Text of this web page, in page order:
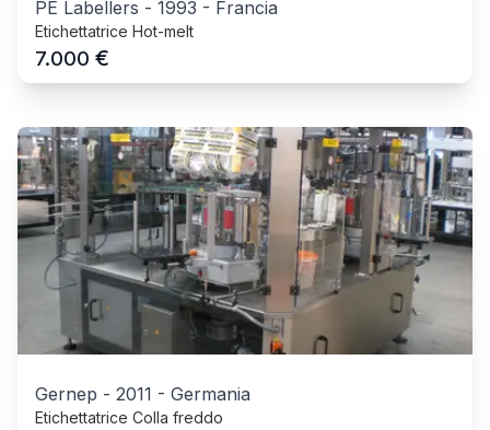
PE Labellers - 1993 - Francia
Etichettatrice Hot-melt
7.000 €
Gernep - 2011 - Germania
Etichettatrice Colla freddo